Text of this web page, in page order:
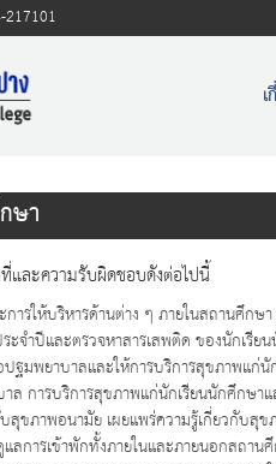
217101
ษา
และความรับผิดชอบดังต่อไปนี้
รให้บริหารด้านต่าง ๆ ภายในสถานศึก
จำปีและตรวจหาสารเสพติด ของนักเรีย
ฐมพยาบาลและให้การบริการสุขภาพแก่
ล การบริการสุขภาพแก่นักเรียนนักศึกษ
ขภาพอนามัย เผยแพร่ความรู้เกี่ยวกับสุ
การเข้าพักทั้งภายในและภายนอกสถาน